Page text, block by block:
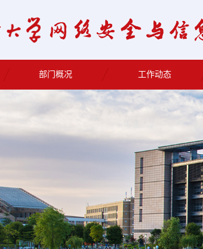
部门概况 工作动态